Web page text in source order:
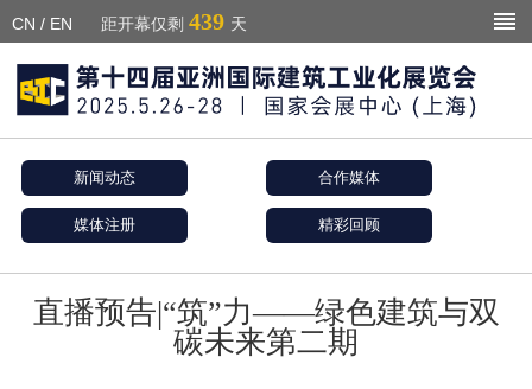
CN / EN 距开幕仅剩 439 天
新闻动态 合作媒体
媒体注册 精彩回顾
直播预告|“筑”力——绿色建筑与双
碳未来第二期